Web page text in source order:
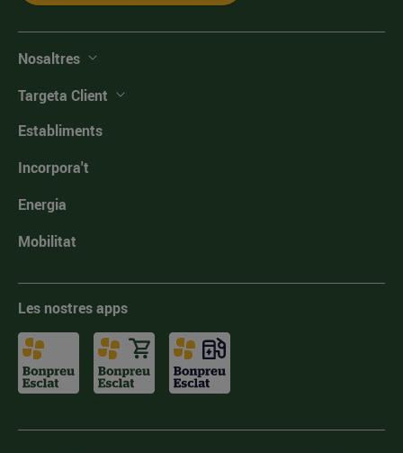
Nosaltres
Targeta Client
Establiments
Incorpora't
Energia
Mobilitat
Les nostres apps